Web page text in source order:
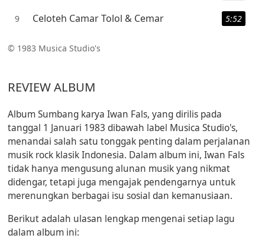
9 Celoteh Camar Tolol & Cemar 5:52
© 1983 Musica Studio's
REVIEW ALBUM
AlbumSumbang karyaIwan Fals, yang dirilis pada
tanggal 1 Januari 1983 dibawah label Musica Studio's,
menandai salah satu tonggak penting dalam perjalanan
musik rock klasik Indonesia. Dalam album ini, Iwan Fals
tidak hanya mengusung alunan musik yang nikmat
didengar, tetapi juga mengajak pendengarnya untuk
merenungkan berbagai isu sosial dan kemanusiaan.
Berikut adalah ulasan lengkap mengenai setiap lagu
dalam album ini: